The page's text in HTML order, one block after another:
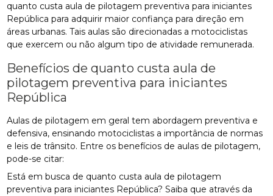
quanto custa aula de pilotagem preventiva para iniciantes
República para adquirir maior confiança para direção em
áreas urbanas. Tais aulas são direcionadas a motociclistas
que exercem ou não algum tipo de atividade remunerada.
Benefícios de quanto custa aula de
pilotagem preventiva para iniciantes
República
Aulas de pilotagem em geral tem abordagem preventiva e
defensiva, ensinando motociclistas a importância de normas
e leis de trânsito. Entre os benefícios de aulas de pilotagem,
pode-se citar:
Está em busca de quanto custa aula de pilotagem
preventiva para iniciantes República? Saiba que através da